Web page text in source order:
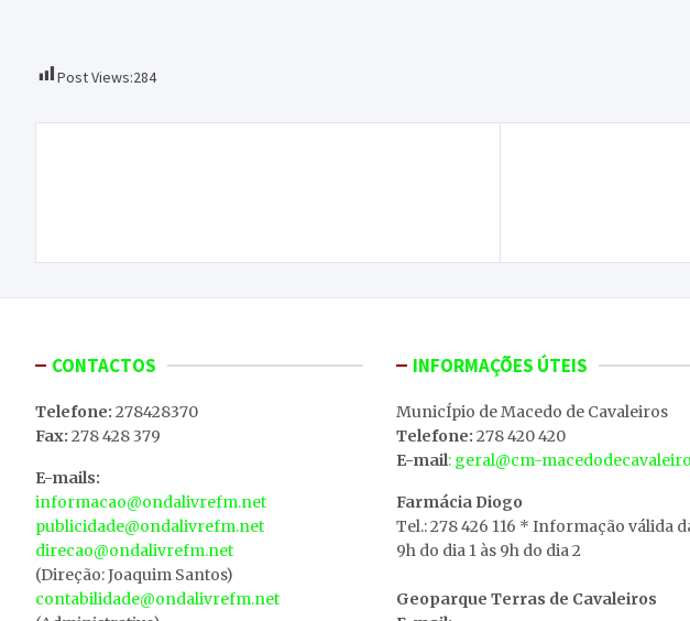
Post Views:284
CONTACTOS
Telefone: 278428370
Fax: 278 428 379
E-mails:
informacao@ondalivrefm.net
publicidade@ondalivrefm.net
direcao@ondalivrefm.net
(Direção: Joaquim Santos)
contabilidade@ondalivrefm.net
INFORMAÇÕES ÚTEIS
MunicÍpio de Macedo de Cavaleiros
Telefone: 278 420 420
E-mail: geral@cm-
Farmácia Diogo
Tel.: 278 426 116 * Informação válida
9h do dia 1 às 9h do dia 2
Geoparque Terras de Cavaleiros